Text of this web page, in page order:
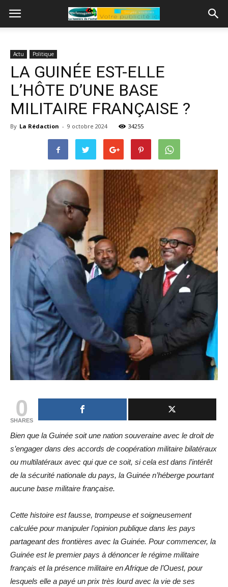
Actu Politique
LA GUINÉE EST-ELLE
L’HÔTE D’UNE BASE
MILITAIRE FRANÇAISE ?
By La Rédaction - 9 octobre 2024 34255
0
SHARES
Bien que la Guinée soit une nation souveraine avec le droit de
s’engager dans des accords de coopération militaire bilatéraux
ou multilatéraux avec qui que ce soit, si cela est dans l’intérêt
de la sécurité nationale du pays, la Guinée n’héberge pourtant
aucune base militaire française.
Cette histoire est fausse, trompeuse et soigneusement
calculée pour manipuler l’opinion publique dans les pays
partageant des frontières avec la Guinée. Pour commencer, la
Guinée est le premier pays à dénoncer le régime militaire
français et la présence militaire en Afrique de l’Ouest, pour
lesquels elle a payé un prix très lourd avec la vie de ses